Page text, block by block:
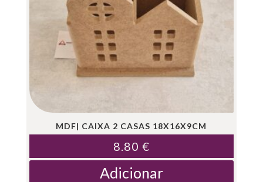
MDF| CAIXA 2 CASAS 18X16X9CM
8.80 €
Adicionar